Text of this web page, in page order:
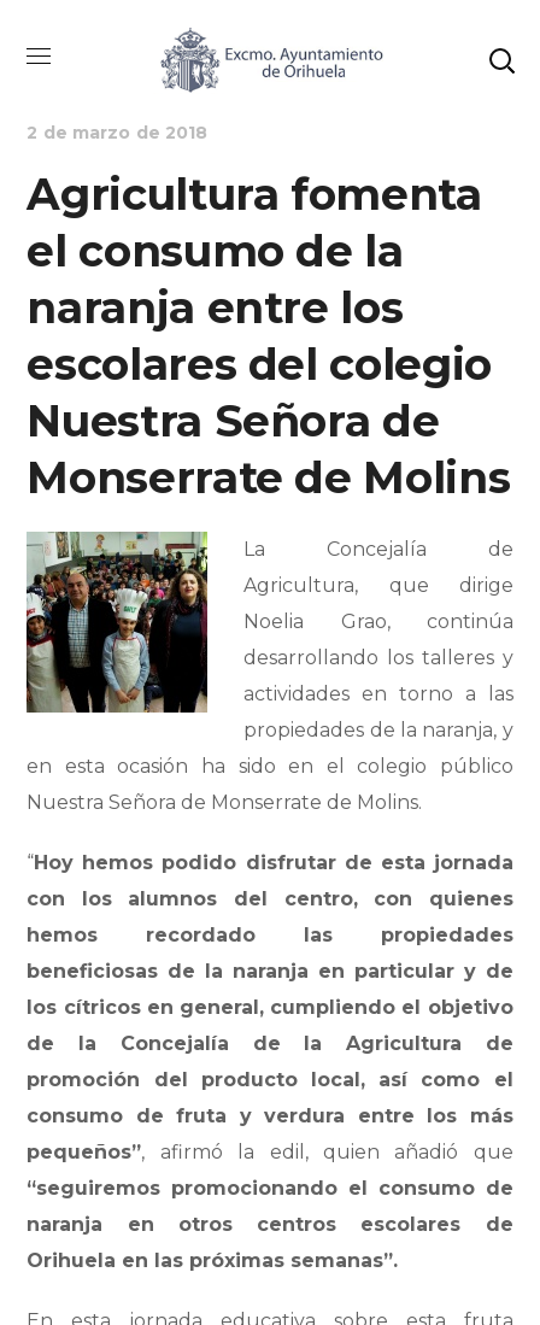
AGRICULTURA NOTICIAS PEDANÍAS Y BARRIOS
2 de marzo de 2018
Agricultura fomenta
el consumo de la
naranja entre los
escolares del colegio
Nuestra Señora de
Monserrate de Molins
La Concejalía de
Agricultura, que dirige
Noelia Grao, continúa
desarrollando los talleres y
actividades en torno a las
propiedades de la naranja, y
en esta ocasión ha sido en el colegio público
Nuestra Señora de Monserrate de Molins.
“Hoy hemos podido disfrutar de esta jornada
con los alumnos del centro, con quienes
hemos recordado las propiedades
beneficiosas de la naranja en particular y de
los cítricos en general, cumpliendo el objetivo
de la Concejalía de la Agricultura de
promoción del producto local, así como el
consumo de fruta y verdura entre los más
pequeños”, afirmó la edil, quien añadió que
“seguiremos promocionando el consumo de
naranja en otros centros escolares de
Orihuela en las próximas semanas”.